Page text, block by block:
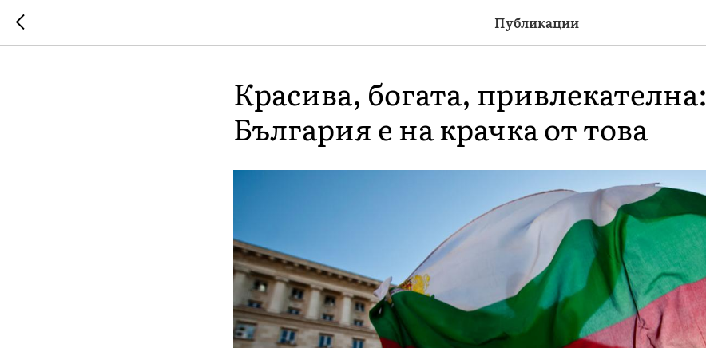
Публикации
Красива, богата, привлекателна:
България е на крачка от това